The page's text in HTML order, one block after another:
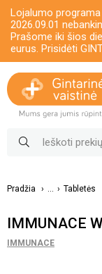
Lojalumo programa
2026.09.01
Prašome iki šios
eurus. Prisidėti
Pradžia ... Tabletės
IMMUNACE
IMMUNACE